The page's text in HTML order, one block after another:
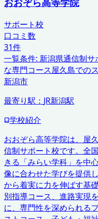
サポート校
口コミ数
31件
一覧条件: 新潟県通信制サ
な専門コース屋久島での
新潟市
最寄り駅： JR新潟駅
学校紹介
おおぞら高等学院は、屋
信制サポート校です。全
きる「みらい学科」を中
像に合わせた学びを提供
から着実に力を伸ばす基
別指導コース、進路実現
に、専門性を深められる